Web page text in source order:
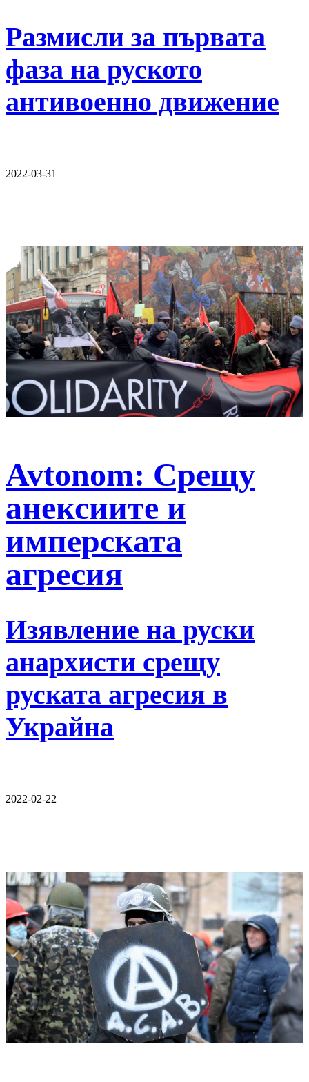
Размисли за първата
фаза на руското
антивоенно движение
2022-03-31
Avtonom: Срещу
анексиите и
имперскатa
агресия
Изявление на руски
анархисти срещу
руската агресия в
Украйна
2022-02-22